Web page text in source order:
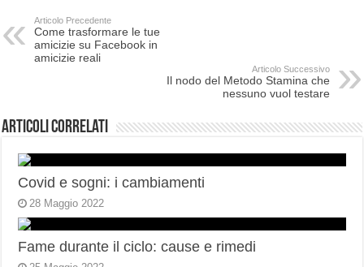
Articolo Precedente
Come trasformare le tue
amicizie su Facebook in
amicizie reali
Articolo Successivo
Il nodo del Metodo Stamina che
nessuno vuol testare
Articoli correlati
Covid e sogni: i cambiamenti
28 Maggio 2022
Fame durante il ciclo: cause e rimedi